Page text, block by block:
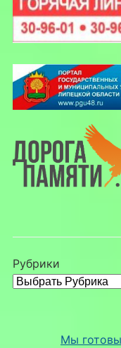
Рубрики
Мы